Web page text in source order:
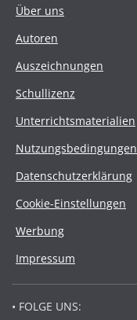
Über uns
Autoren
Auszeichnungen
Schullizenz
Unterrichtsmaterialien
Nutzungsbedingungen
Datenschutzerklärung
Cookie-Einstellungen
Werbung
Impressum
• FOLGE UNS: